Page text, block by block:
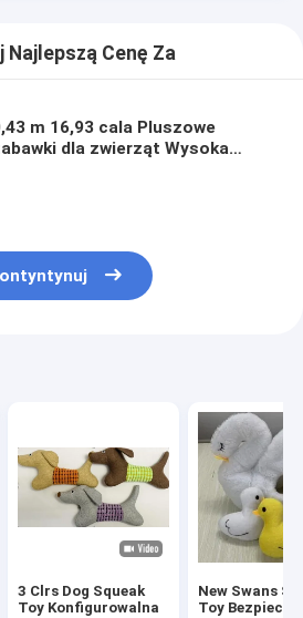
Najlepszą Cenę Za
m 16,93 cala Pluszowe
dla zwierząt Wysoka
3 Clrs Dog Squeak
Toy Konfigurowalna
New Swans
Toy